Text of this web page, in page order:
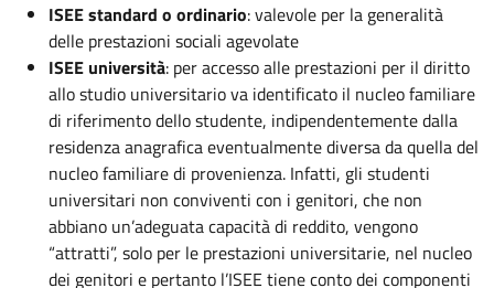
ISEE standard o ordinario: valevole per la generalità
delle prestazioni sociali agevolate
ISEE università: per accesso alle prestazioni per il diritto
allo studio universitario va identificato il nucleo familiare
di riferimento dello studente, indipendentemente dalla
residenza anagrafica eventualmente diversa da quella del
nucleo familiare di provenienza. Infatti, gli studenti
universitari non conviventi con i genitori, che non
abbiano un’adeguata capacità di reddito, vengono
“attratti”, solo per le prestazioni universitarie, nel nucleo
dei genitori e pertanto l’ISEE tiene conto dei componenti